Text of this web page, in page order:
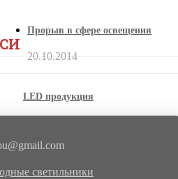
Прорыв в сфере освещения
20.10.2014
LED продукция
светильники